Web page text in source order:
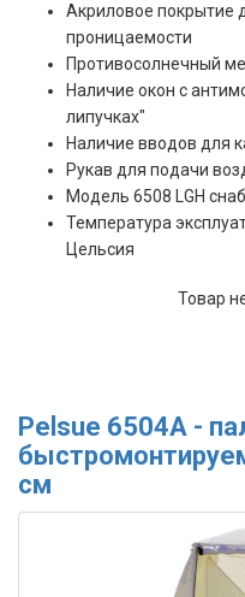
Акриловое покрытие
проницаемости
Противосолнечный
Наличие окон с
липучках"
Наличие вводов для
Рукав для подачи
Модель 6508 LGH
Температура
Цельсия
Товар
Pelsue 6504А -
см